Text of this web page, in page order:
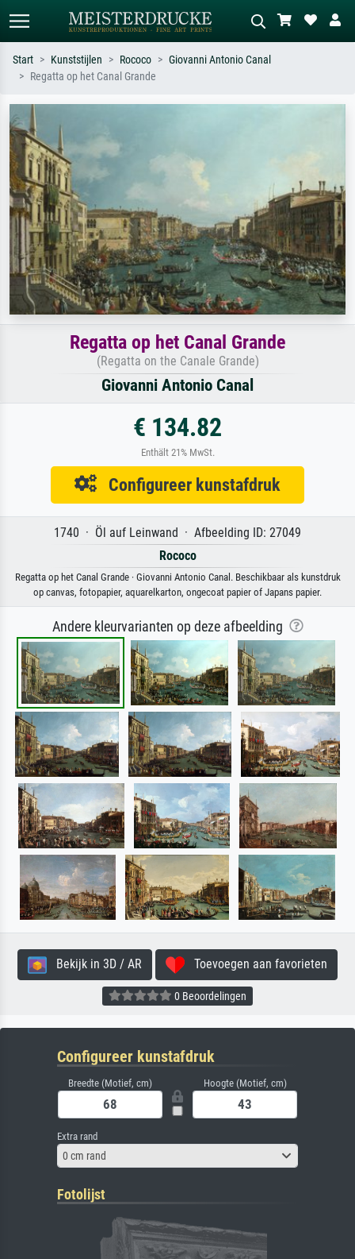
Zoek op kunstenaar, titel of stijl – bijv.
Monet, Sterrennacht, impressionisme,
Hokusai-golf, naakt.
Start Kunststijlen Rococo
Giovanni Antonio Canal
Regatta op het Canal Grande
Regatta op het Canal Grande
(Regatta on the Canale Grande)
Giovanni Antonio Canal
€ 134.82
Enthält 21% MwSt.
Configureer kunstafdruk
1740 · Öl auf Leinwand · Afbeelding ID: 27049
Rococo
Regatta op het Canal Grande · Giovanni Antonio Canal. Beschikbaar als kunstdruk
op canvas, fotopapier, aquarelkarton, ongecoat papier of Japans papier.
Andere kleurvarianten op deze afbeelding
Bekijk in 3D / AR Toevoegen aan favorieten
0 Beoordelingen
Configureer kunstafdruk
Breedte (Motief, cm) Hoogte (Motief, cm)
Extra rand
0 cm rand
Fotolijst